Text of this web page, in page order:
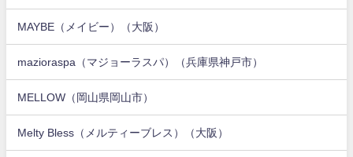
MAYBE（メイビー）（大阪）
mazioraspa（マジョーラスパ）（兵庫県神戸市）
MELLOW（岡山県岡山市）
Melty Bless（メルティーブレス）（大阪）